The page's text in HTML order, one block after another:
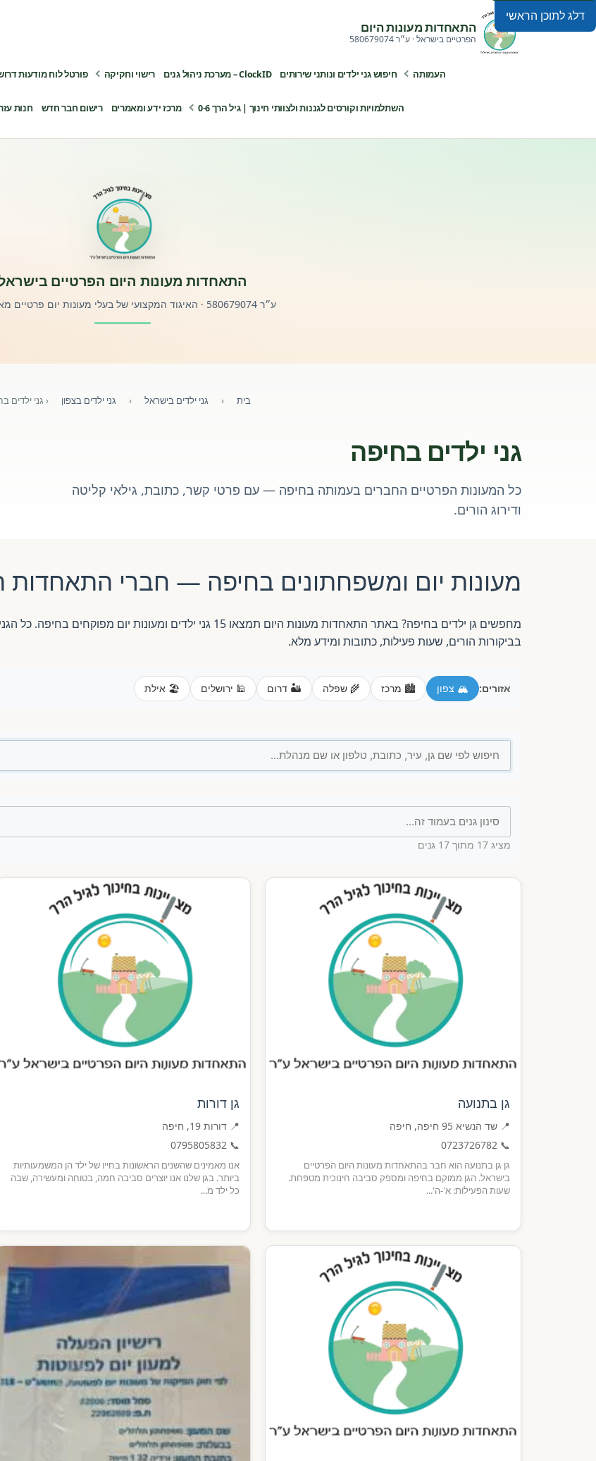
דלג לתוכן הראשי
התאחדות מעונות היום
הפרטיים בישראל · ע״ר 580679074
העמותה חיפוש גני ילדים ונותני שירותים ClockID – מערכת ניהול גנים רישוי וחקיקה פורטל לוח מודעות
השתלמויות וקורסים לגננות ולצוותי חינוך | גיל הרך 0-6 מרכז ידע ומאמרים רישום חבר חדש חנות
התאחדות מעונות היום הפרטיים
ע״ר 580679074 · האיגוד המקצועי של בעלי מעונות יום פרטיים מאז 2019
בית ‹ גני ילדים בישראל ‹ גני ילדים בצפון ‹ גני ילדים
גני ילדים בחיפה
כל המעונות הפרטיים החברים בעמותה בחיפה — עם פרטי קשר, כתובת, גילאי קליטה
ודירוג הורים.
מעונות יום ומשפחתונים בחיפה — חברי התאחדות
מחפשים גן ילדים בחיפה? באתר התאחדות מעונות היום תמצאו 15 גני
בביקורות הורים, שעות פעילות, כתובות ומידע מלא.
אזורים: 🏔️ צפון 🏙️ מרכז 🌾 שפלה 🏜️ דרום 🕌 ירושלים 🏖️ אילת
מציג 17 מתוך 17 גנים
גן בתנועה
📍 שד הנשיא 95 חיפה, חיפה
📞
0723726782
גן גן בתנועה הוא חבר בהתאחדות מעונות היום הפרטיים
בישראל. הגן ממוקם בחיפה ומספק סביבה חינוכית מטפחת.
שעות הפעילות: א'-ה'...
גן דורות
📍 דורות 19, חיפה
📞
0795805832
אנו מאמינים שהשנים הראשונות בחייו של ילד הן המשמעותיות
ביותר. בגן שלנו אנו יוצרים סביבה חמה, בטוחה ומעשירה, שבה
כל ילד מ...